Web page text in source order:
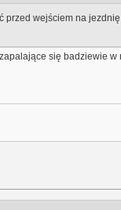
przed wejściem na jezdnię
się badziewie